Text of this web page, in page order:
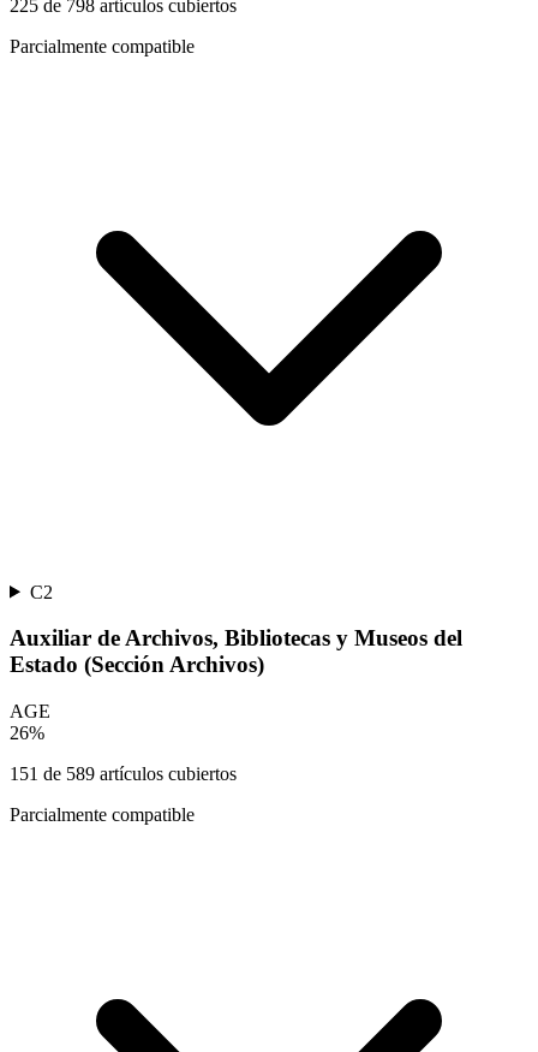
225 de 798 artículos cubiertos
Parcialmente compatible
C2
Auxiliar de Archivos, Bibliotecas y Museos del
Estado (Sección Archivos)
AGE
26%
151 de 589 artículos cubiertos
Parcialmente compatible